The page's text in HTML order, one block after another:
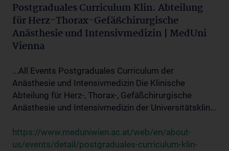
Postgraduales Curriculum Klin. Abteilung
für Herz-Thorax-Gefäßchirurgische
Anästhesie und Intensivmedizin | MedUni
Vienna
...All Events Postgraduales Curriculum der
Anästhesie und Intensivmedizin Die Klinische
Abteilung für Herz-, Thorax-, Gefäßchirurgische
Anästhesie und Intensivmedizin der Universitätsklin...
https://www.meduniwien.ac.at/web/en/about-
us/events/detail/postgraduales-curriculum-klin-